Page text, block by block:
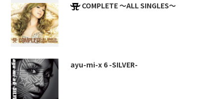
COMPLETE ～ALL SINGLES～
ayu-mi-x 6 -SILVER-